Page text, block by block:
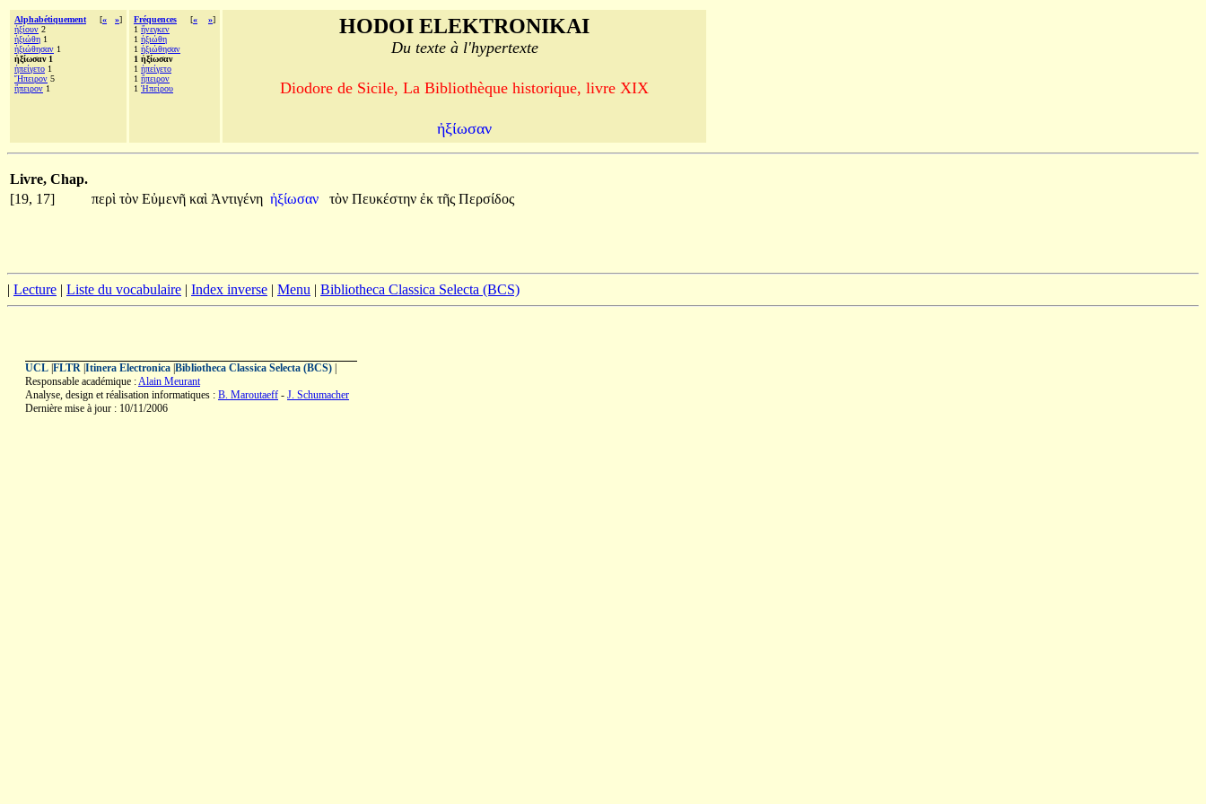
Alphabétiquement [« »]
ἠξίουν 2
ἠξιώθη 1
ἠξιώθησαν 1
ἠξίωσαν 1
ἠπείγετο 1
Ἤπειρον 5
ἤπειρον 1
Fréquences [« »]
1 ἤνεγκεν
1 ἠξιώθη
1 ἠξιώθησαν
1 ἠξίωσαν
1 ἠπείγετο
1 ἤπειρον
1 Ἠπείρου
HODOI ELEKTRONIKAI
Du texte à l'hypertexte
Diodore de Sicile, La Bibliothèque historique, livre XIX
ἠξίωσαν
Livre, Chap.
[19, 17]
περὶ τὸν Εὐμενῆ καὶ Ἀντιγένη ἠξίωσαν τὸν Πευκέστην ἐκ τῆς Περσίδος
| Lecture | Liste du vocabulaire | Index inverse | Menu | Bibliotheca Classica Selecta (BCS)
UCL FLTR Itinera Electronica Bibliotheca Classica Selecta (BCS)
Responsable académique :Alain Meurant
Analyse, design et réalisation informatiques : B. Maroutaeff - J. Schumacher
Dernière mise à jour : 10/11/2006